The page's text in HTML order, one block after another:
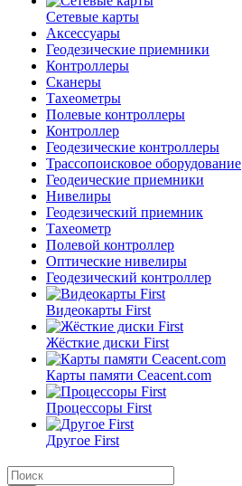
Сетевые карты
Аксессуары
Геодезические приемники
Контроллеры
Сканеры
Тахеометры
Полевые контроллеры
Контроллер
Геодезические контроллеры
Трассопоисковое оборудование
Геодеические приемники
Нивелиры
Геодезический приемник
Тахеометр
Полевой контроллер
Оптические нивелиры
Геодезический контроллер
Видеокарты First
Жёсткие диски First
Карты памяти Ceacent.com
Процессоры First
Другое First